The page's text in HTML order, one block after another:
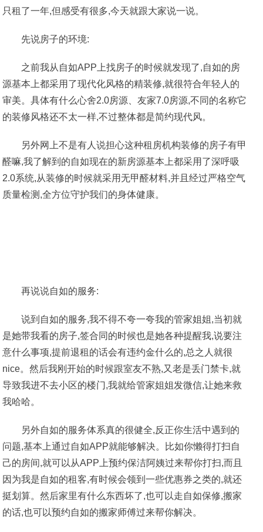
只租了一年,但感受有很多,今天就跟大家说一说。
先说房子的环境:
之前我从自如APP上找房子的时候就发现了,自如的房
源基本上都采用了现代化风格的精装修,就很符合年轻人的
审美。具体有什么心舍2.0房源、友家7.0房源,不同的名称它
的装修风格还不太一样,不过整体都是简约现代风。
另外网上不是有人说担心这种租房机构装修的房子有甲
醛嘛,我了解到的自如现在的新房源基本上都采用了深呼吸
2.0系统,从装修的时候就采用无甲醛材料,并且经过严格空气
质量检测,全方位守护我们的身体健康。
再说说自如的服务:
说到自如的服务,我不得不夸一夸我的管家姐姐,当初就
是她带我看的房子,签合同的时候也是她各种提醒我,说要注
意什么事项,提前退租的话会有违约金什么的,总之人就很
nice。然后我刚开始的时候跟室友不熟,又老是丢门禁卡,就
导致我进不去小区的楼门,我就给管家姐姐发微信,让她来救
我哈哈。
另外自如的服务体系真的很健全,反正你生活中遇到的
问题,基本上通过自如APP就能够解决。比如你懒得打扫自
己的房间,就可以从APP上预约保洁阿姨过来帮你打扫,而且
因为我是自如的租客,有时候会领到一些优惠券之类的,就还
挺划算。然后家里有什么东西坏了,也可以走自如保修,搬家
的话,也可以预约自如的搬家师傅过来帮你解决。